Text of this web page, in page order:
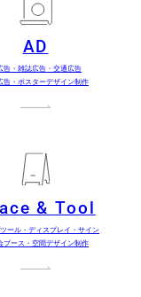
AD
告・雑誌広告・交通広告
告・ポスターデザイン制作
& Tool
ール・ディスプレイ・サイン
ブース・空間デザイン制作